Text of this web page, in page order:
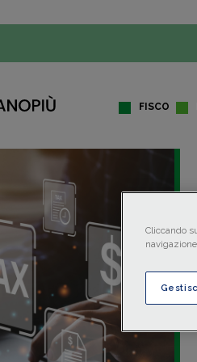
FISCO
Cliccando